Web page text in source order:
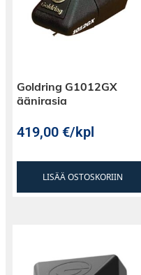
Goldring G1012GX
äänirasia
419,00€/kpl
LISÄÄ OSTOSKORIIN